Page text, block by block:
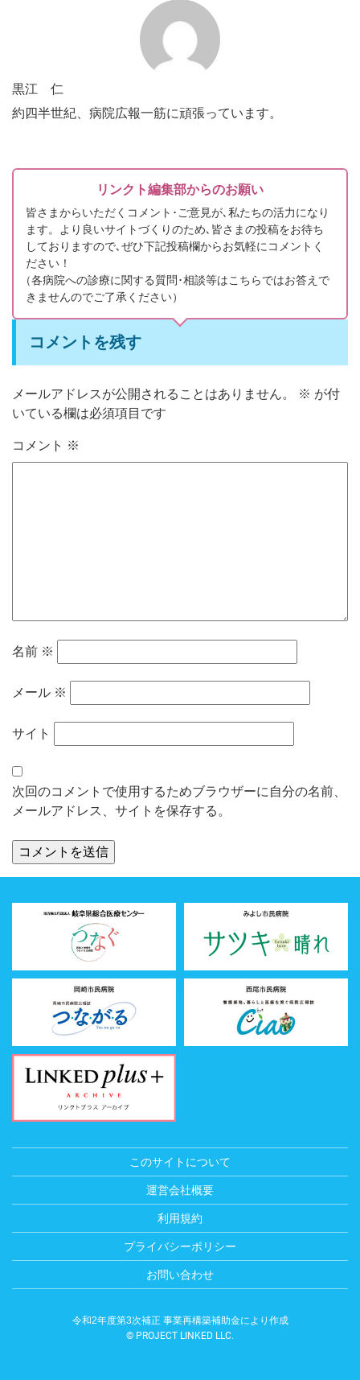
黒江 仁
約四半世紀、病院広報一筋に頑張っています。
リンクト編集部からのお願い
皆さまからいただくコメント･ご意見が､私たちの活力になり
ます。より良いサイトづくりのため､皆さまの投稿をお待ち
しておりますので､ぜひ下記投稿欄からお気軽にコメントく
ださい！
（各病院への診療に関する質問･相談等はこちらではお答えで
きませんのでご了承ください）
コメントを残す
メールアドレスが公開されることはありません。 ※ が付
いている欄は必須項目です
コメント ※
名前 ※
メール ※
サイト
次回のコメントで使用するためブラウザーに自分の名前、
メールアドレス、サイトを保存する。
このサイトについて
運営会社概要
利用規約
プライバシーポリシー
お問い合わせ
令和2年度第3次補正 事業再構築補助金により作成
© PROJECT LINKED LLC.